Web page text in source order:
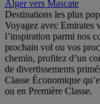
Alger vers Mascate
Destinations les plus
Voyagez avec Emirates
l’inspiration parmi nos
prochain vol ou vos
chemin, profitez d’un
de divertissements
Classe Économique
ou en Première Classe.